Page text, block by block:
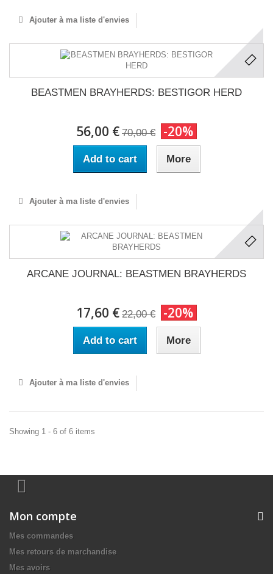
Ajouter à ma liste d'envies
BEASTMEN BRAYHERDS: BESTIGOR HERD
56,00 € 70,00 € -20%
Add to cart More
Ajouter à ma liste d'envies
ARCANE JOURNAL: BEASTMEN BRAYHERDS
17,60 € 22,00 € -20%
Add to cart More
Ajouter à ma liste d'envies
Showing 1 - 6 of 6 items
Mon compte
Mes commandes
Mes retours de marchandise
Mes avoirs